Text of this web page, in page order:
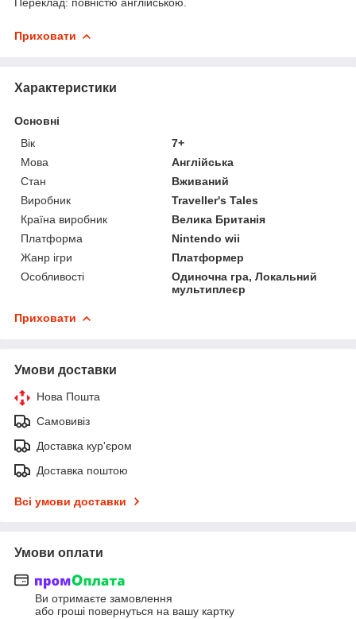
Приховати
Характеристики
Основні
Вік
7+
Мова
Англійська
Стан
Вживаний
Виробник
Traveller's Tales
Країна виробник
Велика Британія
Платформа
Nintendo wii
Жанр ігри
Платформер
Особливості
Одиночна гра, Локальний
мультиплеєр
Приховати
Умови доставки
Нова Пошта
Самовивіз
Доставка кур'єром
Доставка поштою
Всі умови доставки
Умови оплати
Ви отримаєте замовлення
або гроші повернуться на вашу картку